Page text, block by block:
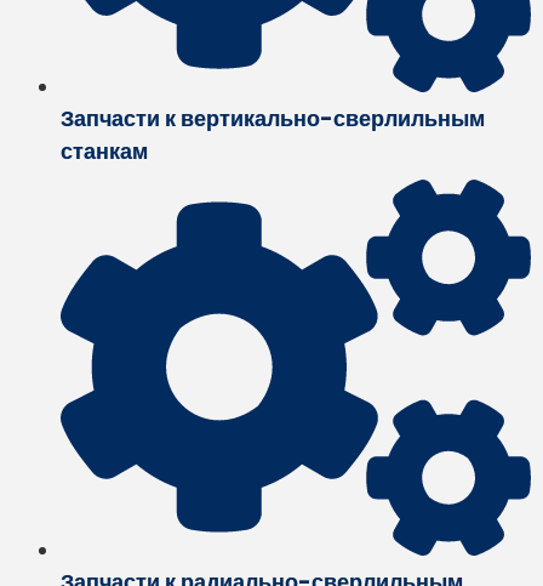
Запчасти к вертикально-сверлильным
станкам